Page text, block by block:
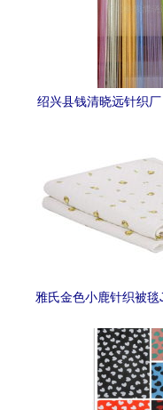
绍兴县钱清晓远针织
雅氏金色小鹿针织被